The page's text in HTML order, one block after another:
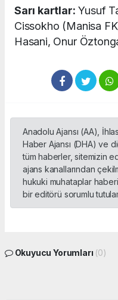
Sarı kartlar: Yusuf
Cissokho (Manisa
Hasani, Onur
Anadolu Ajansı (AA),
Haber Ajansı (DHA) ve
tüm haberler, sitemizin
ajans kanallarından
hukuki muhataplar
bir editörü sorumlu
Okuyucu Yorumları (0)